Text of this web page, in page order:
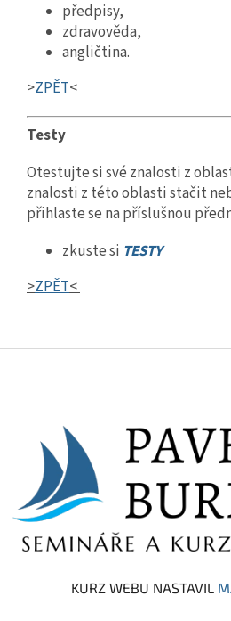
předpisy,
zdravověda,
angličtina.
>ZPĚT<
Testy
Otestujte si své znalosti z
znalosti z této oblasti stačit
přihlaste se na příslušnou
zkuste si TESTY
>ZPĚT<
KURZ WEBU NASTAVIL